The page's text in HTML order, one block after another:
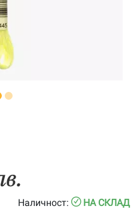
Наличност:
НА СКЛАД